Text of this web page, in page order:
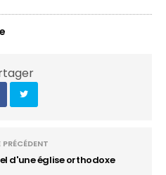
d'une église orthodoxe